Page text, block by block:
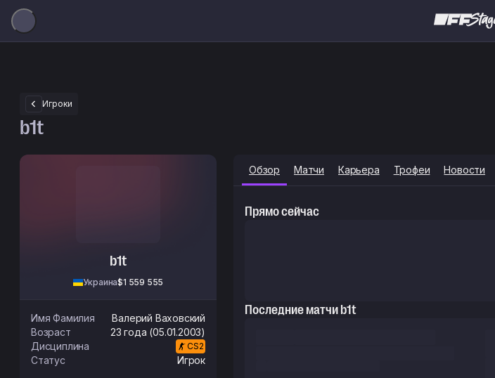
Игроки
b1t
b1t
Украина$1 559 555
Имя Фамилия Валерий Ваховский
Возраст
23 года (05.01.2003)
Дисциплина
CS2
Статус
Игрок
Обзор Матчи Карьера Трофеи Новости
Прямо сейчас
Последние матчи b1t